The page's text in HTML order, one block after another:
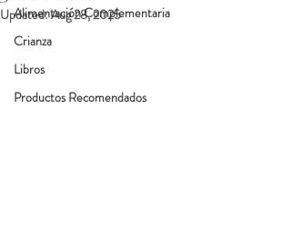
Alimentación Complementaria
Crianza
Libros
Productos Recomendados
Updated:Aug 28, 2025